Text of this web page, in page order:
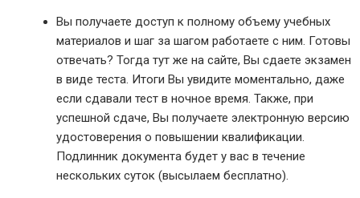
Вы получаете доступ к полному объему учебных
материалов и шаг за шагом работаете с ним. Готовы
отвечать? Тогда тут же на сайте, Вы сдаете экзамен
в виде теста. Итоги Вы увидите моментально, даже
если сдавали тест в ночное время. Также, при
успешной сдаче, Вы получаете электронную версию
удостоверения о повышении квалификации.
Подлинник документа будет у вас в течение
нескольких суток (высылаем бесплатно).